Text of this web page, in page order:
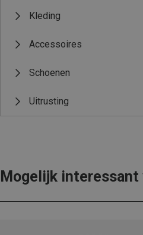
Kleding
Accessoires
Schoenen
Uitrusting
Mogelijk interessant